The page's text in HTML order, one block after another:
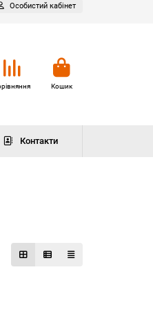
Особистий кабінет
Кошик
Контакти